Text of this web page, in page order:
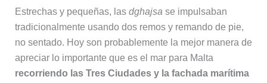
Estrechas y pequeñas, las dghajsa se impulsaban
tradicionalmente usando dos remos y remando de pie,
no sentado. Hoy son probablemente la mejor manera de
apreciar lo importante que es el mar para Malta
recorriendo las Tres Ciudades y la fachada marítima